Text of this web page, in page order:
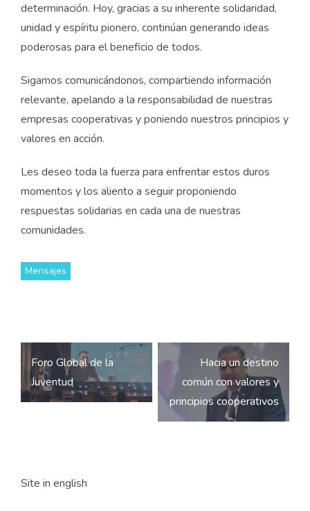
determinación. Hoy, gracias a su inherente solidaridad,
unidad y espíritu pionero, continúan generando ideas
poderosas para el beneficio de todos.
Sigamos comunicándonos, compartiendo información
relevante, apelando a la responsabilidad de nuestras
empresas cooperativas y poniendo nuestros principios y
valores en acción.
Les deseo toda la fuerza para enfrentar estos duros
momentos y los aliento a seguir proponiendo
respuestas solidarias en cada una de nuestras
comunidades.
Mensajes
Navegación
de
entradas
Foro Global de la
Juventud
Hacia un destino
común con valores y
principios cooperativos
Site in english